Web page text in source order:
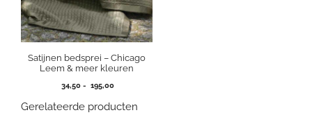
Satijnen bedsprei – Chicago
Leem & meer kleuren
34,50 - 195,00Prijsklasse:
tot
Gerelateerde producten